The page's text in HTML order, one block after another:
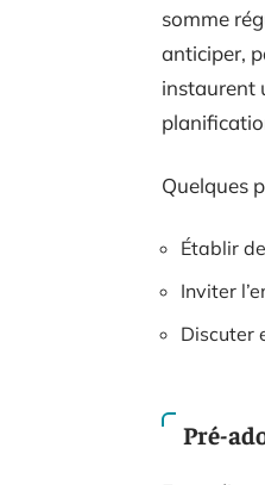
somme
anticiper,
instaurent
Quelques
Établir
Inviter
Discuter
Pré-